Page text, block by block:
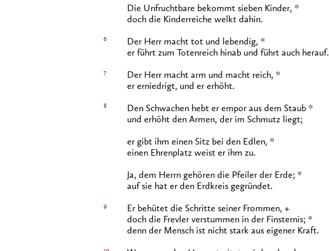
Die Unfruchtbare bekommt sieben Kinder, *
doch die Kinderreiche welkt dahin.
6
Der Herr macht tot und lebendig, *
er führt zum Totenreich hinab und führt auch herauf.
7
Der Herr macht arm und macht reich, *
er erniedrigt, und er erhöht.
8
Den Schwachen hebt er empor aus dem Staub *
und erhöht den Armen, der im Schmutz liegt;
er gibt ihm einen Sitz bei den Edlen, *
einen Ehrenplatz weist er ihm zu.
Ja, dem Herrn gehören die Pfeiler der Erde; *
auf sie hat er den Erdkreis gegründet.
9
Er behütet die Schritte seiner Frommen, +
doch die Frevler verstummen in der Finsternis; *
denn der Mensch ist nicht stark aus eigener Kraft.